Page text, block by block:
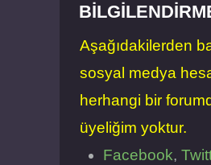
Aşağıdakilerden
sosyal medya
herhangi bir
üyeliğim yoktur.
Facebook,